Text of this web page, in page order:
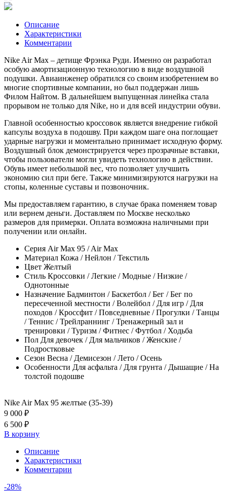
Описание
Характеристики
Комментарии
Nike Air Max – детище Фрэнка Руди. Именно он разработал
особую амортизационную технологию в виде воздушной
подушки. Авиаинженер обратился со своим изобретением во
многие спортивные компании, но был поддержан лишь
Филом Найтом. В дальнейшем выпущенная линейка стала
прорывом не только для Nike, но и для всей индустрии обуви.
Главной особенностью кроссовок является внедрение гибкой
капсулы воздуха в подошву. При каждом шаге она поглощает
ударные нагрузки и моментально принимает исходную форму.
Воздушный блок демонстрируется через прозрачные вставки,
чтобы пользователи могли увидеть технологию в действии.
Обувь имеет небольшой вес, что позволяет улучшить
экономию сил при беге. Также минимизируются нагрузки на
стопы, коленные суставы и позвоночник.
Мы предоставляем гарантию, в случае брака поменяем товар
или вернем деньги. Доставляем по Москве несколько
размеров для примерки. Оплата возможна наличными при
получении или онлайн.
Серия Air Max 95 / Air Max
Материал Кожа / Нейлон / Текстиль
Цвет Желтый
Стиль Кроссовки / Легкие / Модные / Низкие /
Однотонные
Назначение Бадминтон / Баскетбол / Бег / Бег по
пересеченной местности / Волейбол / Для игр / Для
походов / Кроссфит / Повседневные / Прогулки / Танцы
/ Теннис / Трейлраннинг / Тренажерный зал и
тренировки / Туризм / Фитнес / Футбол / Ходьба
Пол Для девочек / Для мальчиков / Женские /
Подростковые
Сезон Весна / Демисезон / Лето / Осень
Особенности Для асфальта / Для грунта / Дышащие / На
толстой подошве
Nike Air Max 95 желтые (35-39)
9 000 ₽
6 500 ₽
В корзину
Описание
Характеристики
Комментарии
-28%